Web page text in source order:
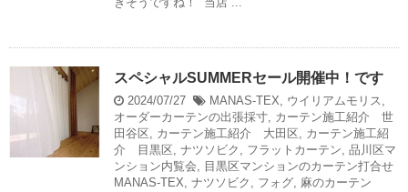
スペシャルSUMMERセール開催中！です
2024/07/27 MANAS-TEX, ウイリアムモリス ,
オーダーカーテンの出張採寸, カーテン施工紹介 世
田谷区, カーテン施工紹介 大田区, カーテン施工紹
介 目黒区, ナツソビク , フラットカーテン, 品川区マ
ンション内覧会, 目黒区マンションのカーテン打合せ
MANAS-TEX, ナツソビク , フォグ, 麻のカーテン